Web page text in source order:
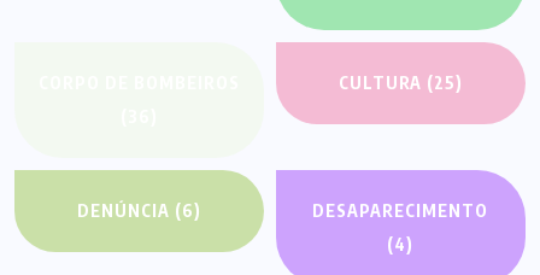
CULTURA (25)
DENÚNCIA (6)
DESAPARECIMENTO
(4)